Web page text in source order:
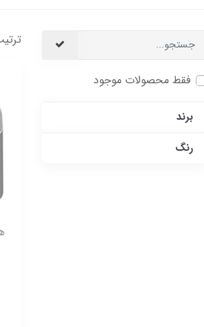
فقط محصولات موجود
برند
رنگ